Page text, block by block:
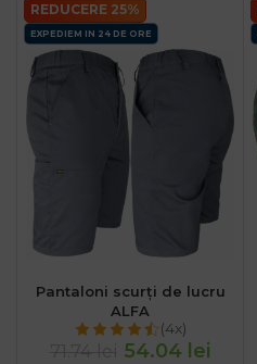
REDUCERE 25%
EXPEDIEM IN 24 DE ORE
Pantaloni scurți de lucru
ALFA
(4x)
54.04 lei